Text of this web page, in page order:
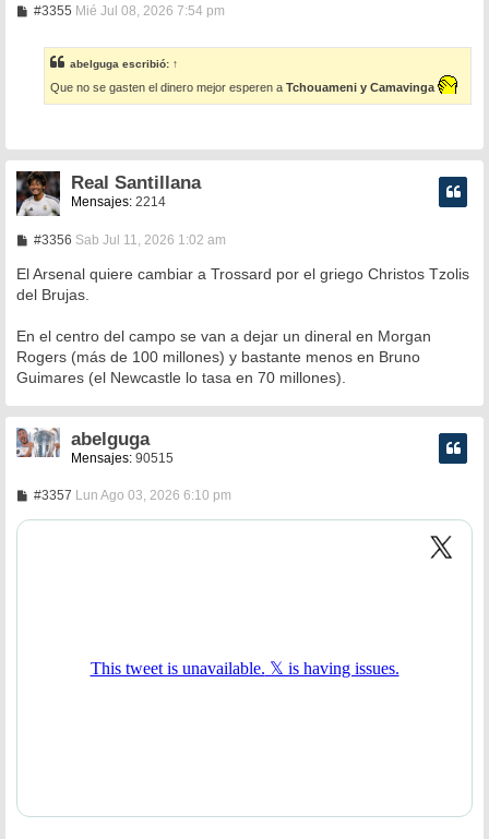
#3355M
a
j
e
Mié Jul 08, 2026 7:54 pm
abelguga escribió: ↑
Que no se gasten el dinero mejor esperen a Tchouameni y Camavinga
Real Santillana
Mensajes: 2214
#3356M
n
a
e
Sab Jul 11, 2026 1:02 am
El Arsenal quiere cambiar a Trossard por el griego Christos Tzolis
del Brujas.
En el centro del campo se van a dejar un dineral en Morgan
Rogers (más de 100 millones) y bastante menos en Bruno
Guimares (el Newcastle lo tasa en 70 millones).
abelguga
Mensajes: 90515
#3357M
n
Lun Ago 03, 2026 6:10 pm